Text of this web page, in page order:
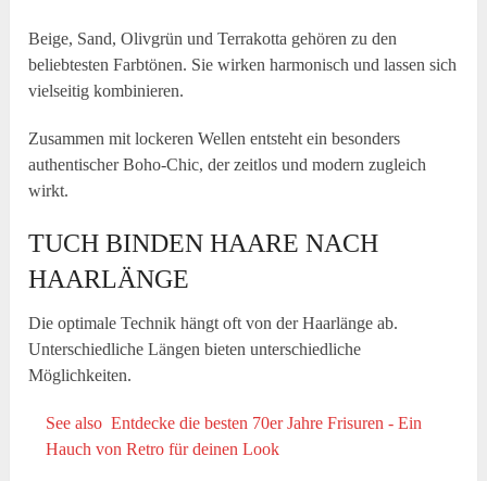
Beige, Sand, Olivgrün und Terrakotta gehören zu den
beliebtesten Farbtönen. Sie wirken harmonisch und lassen sich
vielseitig kombinieren.
Zusammen mit lockeren Wellen entsteht ein besonders
authentischer Boho-Chic, der zeitlos und modern zugleich
wirkt.
TUCH BINDEN HAARE NACH
HAARLÄNGE
Die optimale Technik hängt oft von der Haarlänge ab.
Unterschiedliche Längen bieten unterschiedliche
Möglichkeiten.
See also Entdecke die besten 70er Jahre Frisuren - Ein
Hauch von Retro für deinen Look